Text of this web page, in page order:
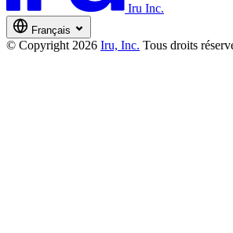
Iru Inc.
Français
© Copyright 2026 Iru, Inc. Tous droits